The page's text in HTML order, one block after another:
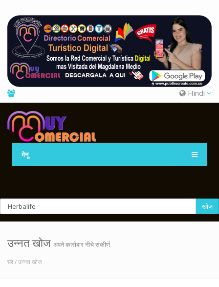
Hindi
मेनू
खोज
उन्नत खोज अपने कारोबार नीचे संकीर्ण
घर/ उन्नत खोज